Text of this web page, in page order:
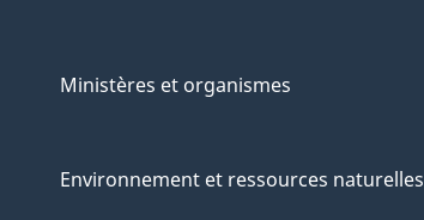
Ministères et organismes
Environnement et ressources naturelles